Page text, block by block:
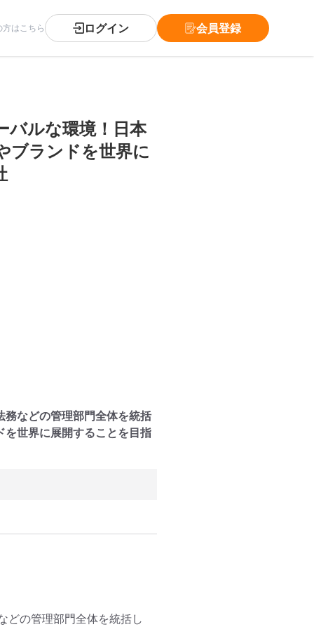
はこちら ログイン 会員登録
バルな環境！日本
ブランドを世界に
などの管理部門全体を統括
を世界に展開することを目指
どの管理部門全体を統括し